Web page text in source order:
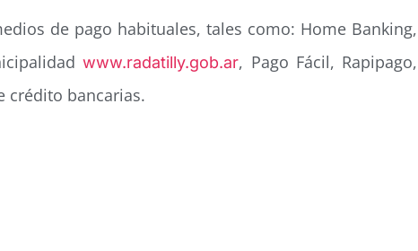
de pago habituales, tales como: Home Banking,
www.radatilly.gob.ar, Pago Fácil, Rapipago,
crédito bancarias.